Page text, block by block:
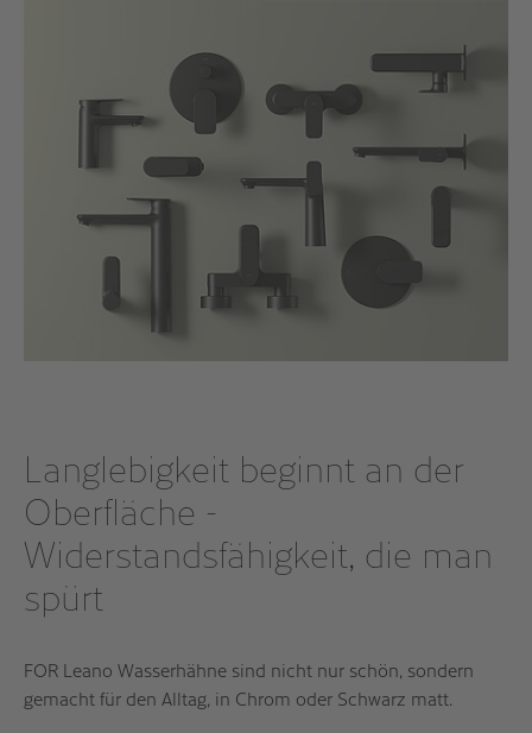
Langlebigkeit beginnt an der
Oberfläche -
Widerstandsfähigkeit, die man
spürt
FOR Leano Wasserhähne sind nicht nur schön, sondern
gemacht für den Alltag, in Chrom oder Schwarz matt.